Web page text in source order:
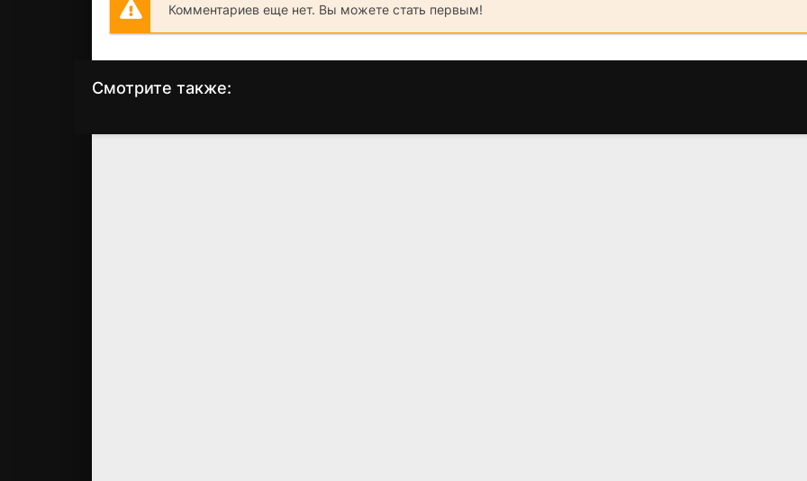
Комментариев еще нет. Вы можете стать первым!
Смотрите также:
Мыс страха Правила виноделов
Звёздные войны.
Дальнобойщик
Двойная